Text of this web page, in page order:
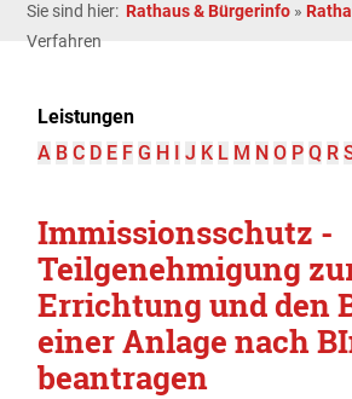
Sie sind hier: Rathaus & Bürgerinfo »
Verfahren
Leistungen
A B C D E F G H I J K L M N O P Q R
Immissionsschutz -
Teilgenehmigung
Errichtung und den
einer Anlage nach
beantragen